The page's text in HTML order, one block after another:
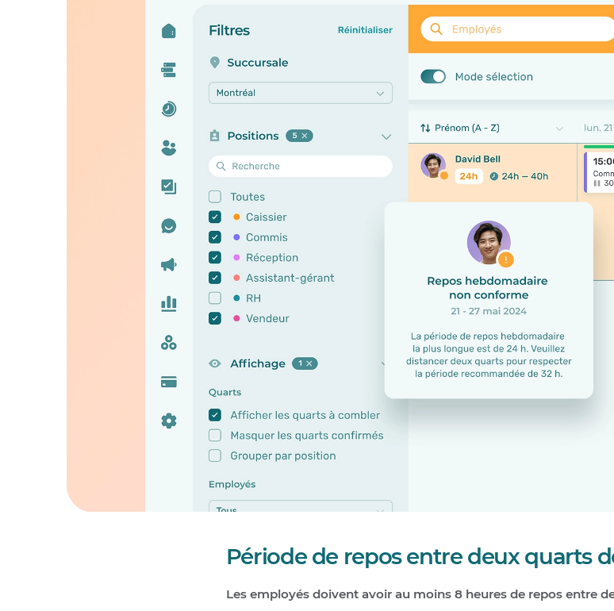
Période de repos entre deux quarts
Les employés doivent avoir au moins 8 heures de repos entre